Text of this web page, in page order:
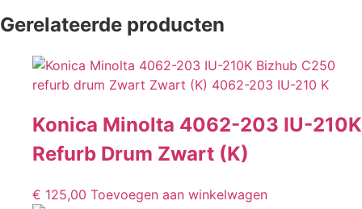
Gerelateerde producten
Konica Minolta 4062-203 IU-210K
Refurb Drum Zwart (K)
€ 125,00 Toevoegen aan winkelwagen